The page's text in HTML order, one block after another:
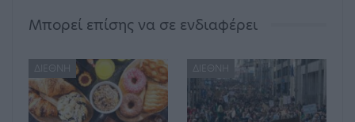
Μπορεί επίσης να σε ενδιαφέρει
ΔΙΕΘΝΉ ΔΙΕΘΝΉ